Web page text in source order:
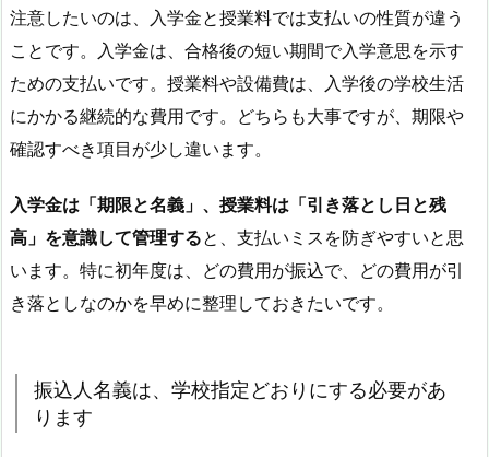
注意したいのは、入学金と授業料では支払いの性質が違う
ことです。入学金は、合格後の短い期間で入学意思を示す
ための支払いです。授業料や設備費は、入学後の学校生活
にかかる継続的な費用です。どちらも大事ですが、期限や
確認すべき項目が少し違います。
入学金は「期限と名義」、授業料は「引き落とし日と残
高」を意識して管理すると、支払いミスを防ぎやすいと思
います。特に初年度は、どの費用が振込で、どの費用が引
き落としなのかを早めに整理しておきたいです。
振込人名義は、学校指定どおりにする必要があ
ります